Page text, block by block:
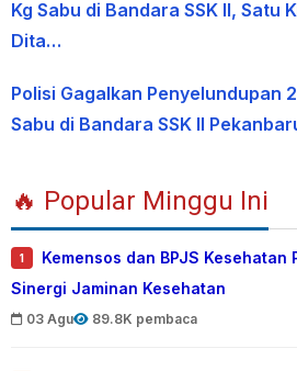
Kg Sabu di Bandara SSK II, Satu
Dita…
Polisi Gagalkan Penyelundupan
Sabu di Bandara SSK II
🔥 Popular Minggu Ini
1
Kemensos dan BPJS Kesehatan
Sinergi Jaminan Kesehatan
03 Agu 89.8K pembaca